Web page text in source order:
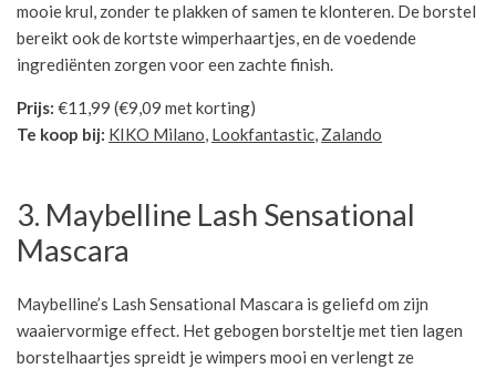
mooie krul, zonder te plakken of samen te klonteren. De borstel
bereikt ook de kortste wimperhaartjes, en de voedende
ingrediënten zorgen voor een zachte finish.
Prijs: €11,99 (€9,09 met korting)
Te koop bij: KIKO Milano, Lookfantastic, Zalando
3. Maybelline Lash Sensational
Mascara
Maybelline’s Lash Sensational Mascara is geliefd om zijn
waaiervormige effect. Het gebogen borsteltje met tien lagen
borstelhaartjes spreidt je wimpers mooi en verlengt ze